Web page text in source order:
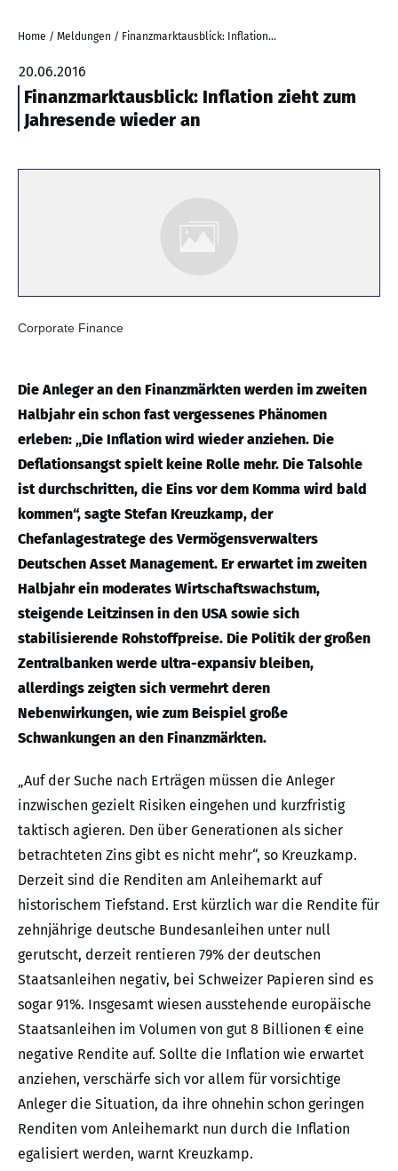
Home / Meldungen / Finanzmarktausblick: Inflation zieht zum Jahresende wieder an
20.06.2016
Finanzmarktausblick: Inflation zieht zum
Jahresende wieder an
Corporate Finance
Die Anleger an den Finanzmärkten werden im zweiten
Halbjahr ein schon fast vergessenes Phänomen
erleben: „Die Inflation wird wieder anziehen. Die
Deflationsangst spielt keine Rolle mehr. Die Talsohle
ist durchschritten, die Eins vor dem Komma wird bald
kommen“, sagte Stefan Kreuzkamp, der
Chefanlagestratege des Vermögensverwalters
Deutschen Asset Management. Er erwartet im zweiten
Halbjahr ein moderates Wirtschaftswachstum,
steigende Leitzinsen in den USA sowie sich
stabilisierende Rohstoffpreise. Die Politik der großen
Zentralbanken werde ultra-expansiv bleiben,
allerdings zeigten sich vermehrt deren
Nebenwirkungen, wie zum Beispiel große
Schwankungen an den Finanzmärkten.
„Auf der Suche nach Erträgen müssen die Anleger
inzwischen gezielt Risiken eingehen und kurzfristig
taktisch agieren. Den über Generationen als sicher
betrachteten Zins gibt es nicht mehr“, so Kreuzkamp.
Derzeit sind die Renditen am Anleihemarkt auf
historischem Tiefstand. Erst kürzlich war die Rendite für
zehnjährige deutsche Bundesanleihen unter null
gerutscht, derzeit rentieren 79% der deutschen
Staatsanleihen negativ, bei Schweizer Papieren sind es
sogar 91%. Insgesamt wiesen ausstehende europäische
Staatsanleihen im Volumen von gut 8 Billionen € eine
negative Rendite auf. Sollte die Inflation wie erwartet
anziehen, verschärfe sich vor allem für vorsichtige
Anleger die Situation, da ihre ohnehin schon geringen
Renditen vom Anleihemarkt nun durch die Inflation
egalisiert werden, warnt Kreuzkamp.